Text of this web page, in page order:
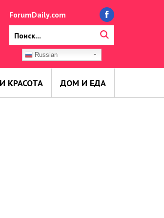
ForumDaily.com
Russian
КРАСОТА ДОМ И ЕДА